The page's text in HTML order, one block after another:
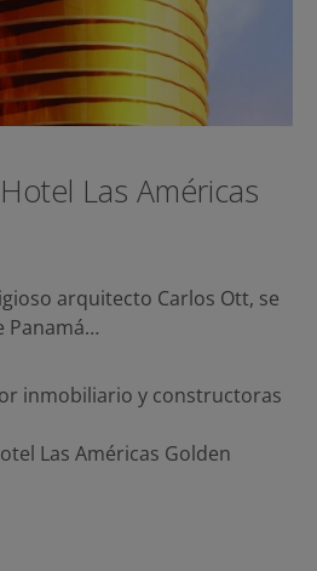
Las Américas
arquitecto Carlos Ott, se
Panamá…
inmobiliario y constructoras
Las Américas Golden